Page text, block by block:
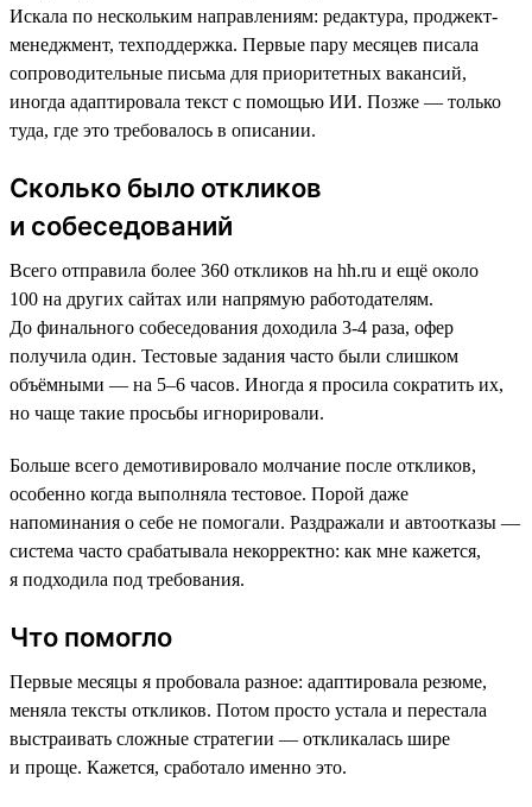
Искала по нескольким направлениям: редактура, проджект-
менеджмент, техподдержка. Первые пару месяцев писала
сопроводительные письма для приоритетных вакансий,
иногда адаптировала текст с помощью ИИ. Позже — только
туда, где это требовалось в описании.
Сколько было откликов
и собеседований
Всего отправила более 360 откликов на hh.ru и ещё около
100 на других сайтах или напрямую работодателям.
До финального собеседования доходила 3-4 раза, офер
получила один. Тестовые задания часто были слишком
объёмными — на 5–6 часов. Иногда я просила сократить их,
но чаще такие просьбы игнорировали.
Больше всего демотивировало молчание после откликов,
особенно когда выполняла тестовое. Порой даже
напоминания о себе не помогали. Раздражали и автоотказы —
система часто срабатывала некорректно: как мне кажется,
я подходила под требования.
Что помогло
Первые месяцы я пробовала разное: адаптировала резюме,
меняла тексты откликов. Потом просто устала и перестала
выстраивать сложные стратегии — откликалась шире
и проще. Кажется, сработало именно это.